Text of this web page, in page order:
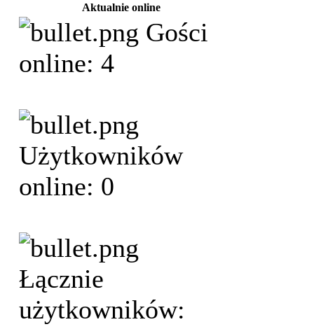
Aktualnie online
Gości
online: 4
Użytkowników
online: 0
Łącznie
użytkowników: